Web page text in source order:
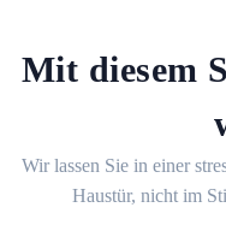
Mit diesem
Wir lassen Sie in einer
Haustür, nicht im